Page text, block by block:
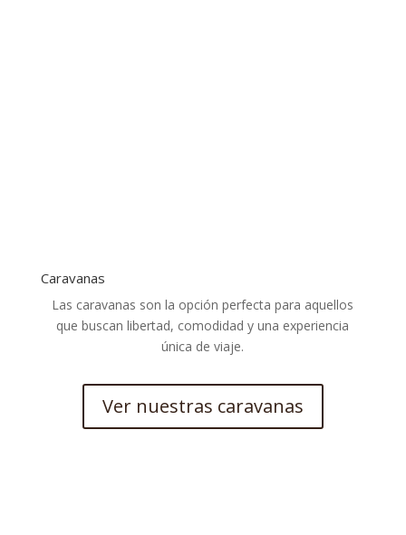
Caravanas
Las caravanas son la opción perfecta para aquellos
que buscan libertad, comodidad y una experiencia
única de viaje.
Ver nuestras caravanas